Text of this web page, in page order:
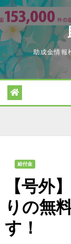
Skip
to
content
助成金情報
給付金
【号外
りの無
す！